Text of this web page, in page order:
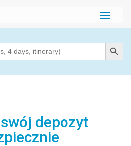
Search Button
swój depozyt